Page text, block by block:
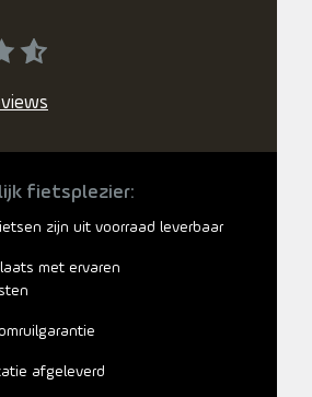
fietsplezier:
zijn uit voorraad leverbaar
met ervaren
afgeleverd